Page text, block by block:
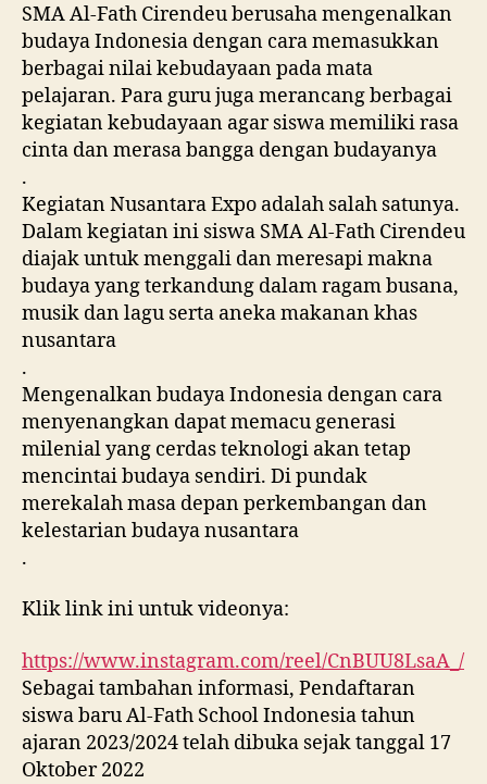
SMA Al-Fath Cirendeu berusaha mengenalkan
budaya Indonesia dengan cara memasukkan
berbagai nilai kebudayaan pada mata
pelajaran. Para guru juga merancang berbagai
kegiatan kebudayaan agar siswa memiliki rasa
cinta dan merasa bangga dengan budayanya
.
Kegiatan Nusantara Expo adalah salah satunya.
Dalam kegiatan ini siswa SMA Al-Fath Cirendeu
diajak untuk menggali dan meresapi makna
budaya yang terkandung dalam ragam busana,
musik dan lagu serta aneka makanan khas
nusantara
.
Mengenalkan budaya Indonesia dengan cara
menyenangkan dapat memacu generasi
milenial yang cerdas teknologi akan tetap
mencintai budaya sendiri. Di pundak
merekalah masa depan perkembangan dan
kelestarian budaya nusantara
.
Klik link ini untuk videonya:
https://www.instagram.com/reel/CnBUU8LsaA_/
Sebagai tambahan informasi, Pendaftaran
siswa baru Al-Fath School Indonesia tahun
ajaran 2023/2024 telah dibuka sejak tanggal 17
Oktober 2022